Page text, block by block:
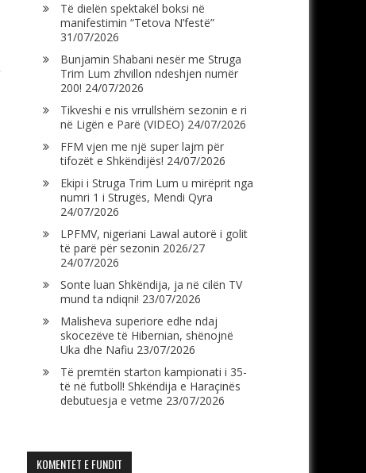
Të dielën spektakël boksi në
manifestimin “Tetova N’festë”
31/07/2026
Bunjamin Shabani nesër me Struga
Trim Lum zhvillon ndeshjen numër
200! 24/07/2026
Tikveshi e nis vrrullshëm sezonin e ri
në Ligën e Parë (VIDEO) 24/07/2026
FFM vjen me një super lajm për
tifozët e Shkëndijës! 24/07/2026
Ekipi i Struga Trim Lum u mirëprit nga
numri 1 i Strugës, Mendi Qyra
24/07/2026
LPFMV, nigeriani Lawal autorë i golit
të parë për sezonin 2026/27
24/07/2026
Sonte luan Shkëndija, ja në cilën TV
mund ta ndiqni! 23/07/2026
Malisheva superiore edhe ndaj
skocezëve të Hibernian, shënojnë
Uka dhe Nafiu 23/07/2026
Të premtën starton kampionati i 35-
të në futboll! Shkëndija e Haraçinës
debutuesja e vetme 23/07/2026
KOMENTET E FUNDIT